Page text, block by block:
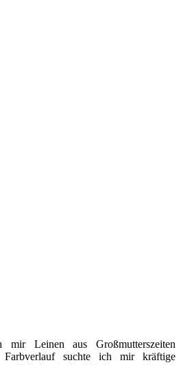
Leinen aus Großmutterszeiten
suchte ich mir kräftige